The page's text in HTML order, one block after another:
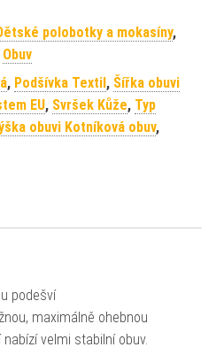
polobotky a mokasíny,
Obuv
, Podšívka Textil, Šířka obuvi
EU, Svršek Kůže, Typ
obuvi Kotníková obuv,
podešví
maximálně ohebnou
velmi stabilní obuv.